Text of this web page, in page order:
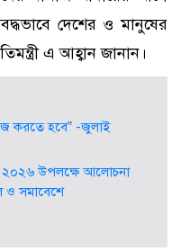
দেশের ও মানুষের
এ আহ্বান জানান।
করতে হবে” -জুলাই
২০২৬ উপলক্ষে আলোচনা
ও সমাবেশে